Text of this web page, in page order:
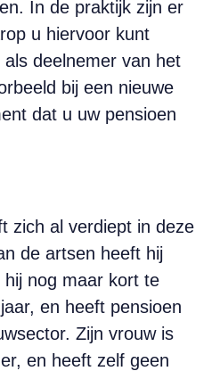
In de praktijk zijn er
u hiervoor kunt
deelnemer van het
bij een nieuwe
dat u uw pensioen
zich al verdiept in deze
de artsen heeft hij
nog maar kort te
en heeft pensioen
Zijn vrouw is
en heeft zelf geen